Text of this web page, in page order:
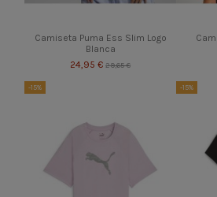
Camiseta Puma Ess Slim Logo
Blanca
24,95 €29,65 €
-15% -15%